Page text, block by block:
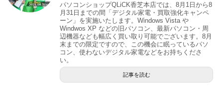
パソコンショップQLiCK香芝本店では、8月1日から8
月31日までの間「デジタル家電・買取強化キャンペ
ーン」を実施いたします。Windows Vista や
Windwos XP などの旧パソコン、最新パソコン・周
辺機器なども幅広く買い取り可能でございます。8月
末までの限定ですので、この機会に眠っているパソ
コン、使わないデジタル家電などをお持ちくださ
い。
記事を読む